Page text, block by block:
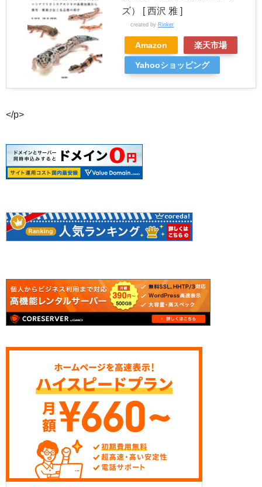
ズ） [ 西沢 雅 ]
created by Rinker
Amazon 楽天市場
Yahooショッピング
</p>